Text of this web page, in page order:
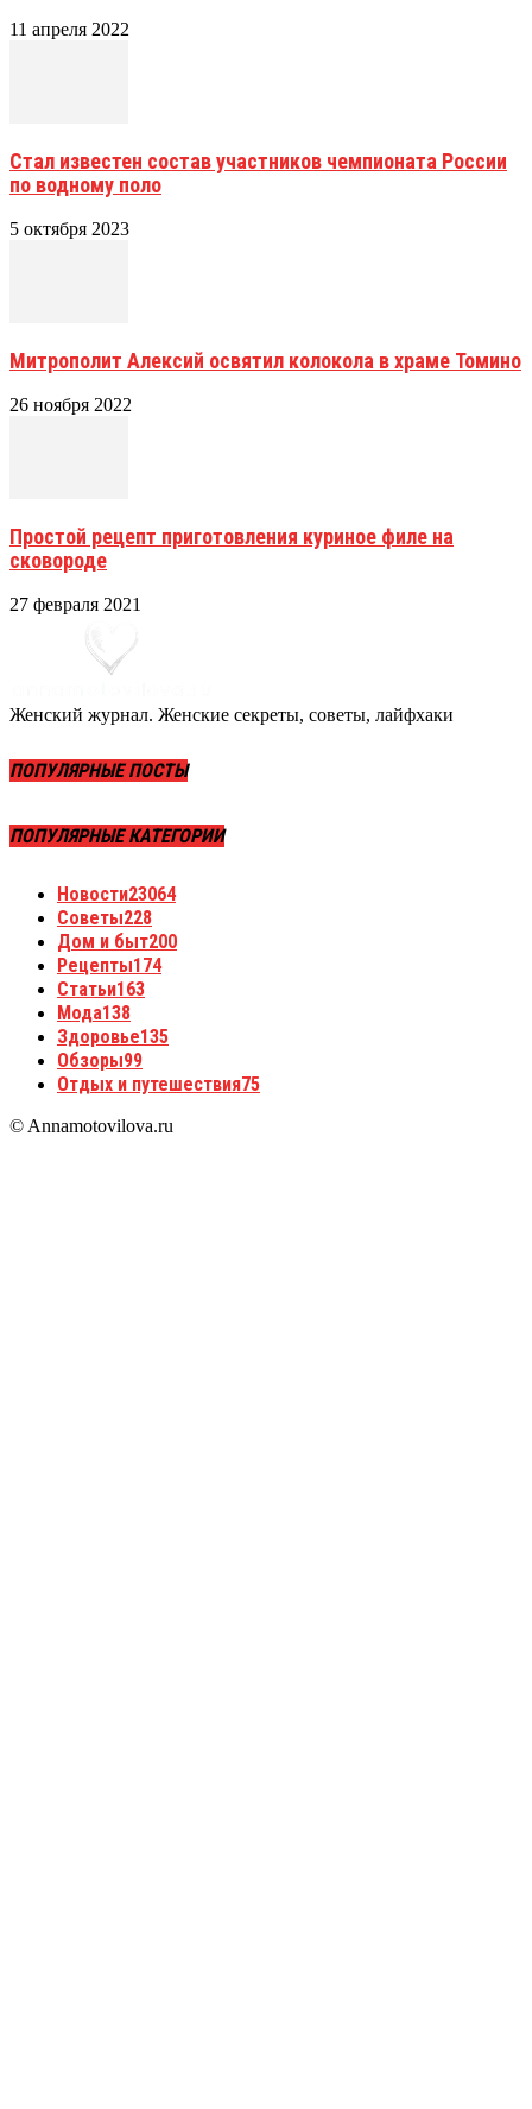
11 апреля 2022
Стал известен состав участников чемпионата России
по водному поло
5 октября 2023
Митрополит Алексий освятил колокола в храме Томино
26 ноября 2022
Простой рецепт приготовления куриное филе на
сковороде
27 февраля 2021
Женский журнал. Женские секреты, советы, лайфхаки
ПОПУЛЯРНЫЕ ПОСТЫ
ПОПУЛЯРНЫЕ КАТЕГОРИИ
Новости23064
Советы228
Дом и быт200
Рецепты174
Статьи163
Мода138
Здоровье135
Обзоры99
Отдых и путешествия75
© Annamotovilova.ru